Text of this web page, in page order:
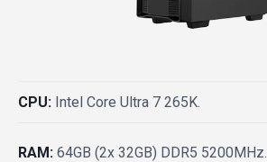
CPU: Intel Core Ultra 7 265K.
RAM: 64GB (2x 32GB) DDR5 5200MHz.